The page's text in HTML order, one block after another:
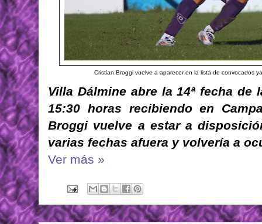
Cristian Broggi vuelve a aparecer en la lista de convocados
Villa Dálmine abre la 14ª fecha
15:30 horas recibiendo en
Broggi vuelve a estar a
varias fechas afuera y volvería a
Ver más »